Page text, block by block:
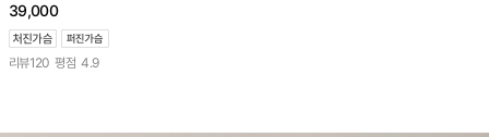
39,000
리뷰120 평점 4.9